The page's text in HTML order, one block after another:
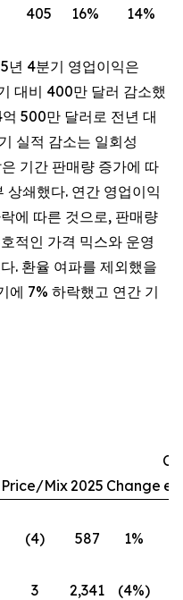
405 16% 14%
년 4분기 영업이익은
대비 400만 달러 감소했
500만 달러로 전년 대
실적 감소는 일회성
기간 판매량 증가에 따
상쇄했다. 연간 영업이익
에 따른 것으로, 판매량
적인 가격 믹스와 운영
. 환율 여파를 제외했을
에 7% 하락했고 연간 기
Price/Mix2025 Change
(4) 587 1%
3 2,341 (4%)